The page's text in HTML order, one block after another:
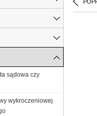
sądowa czy
wykroczeniowej